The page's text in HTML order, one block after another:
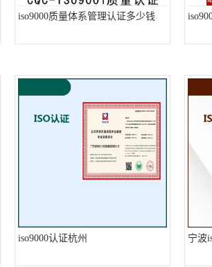
iso9000质量体系管理认证多少钱
iso9000认证杭州 宁波